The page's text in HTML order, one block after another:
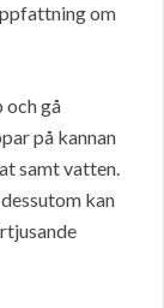
om
och gå
på kannan
samt vatten.
kan